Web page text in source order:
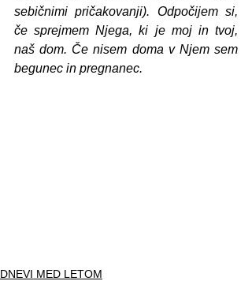
sebičnimi pričakovanji). Odpočijem si,
če sprejmem Njega, ki je moj in tvoj,
naš dom. Če nisem doma v Njem sem
begunec in pregnanec.
DNEVI MED LETOM